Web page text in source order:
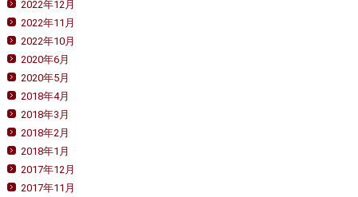
2022年12月
2022年11月
2022年10月
2020年6月
2020年5月
2018年4月
2018年3月
2018年2月
2018年1月
2017年12月
2017年11月